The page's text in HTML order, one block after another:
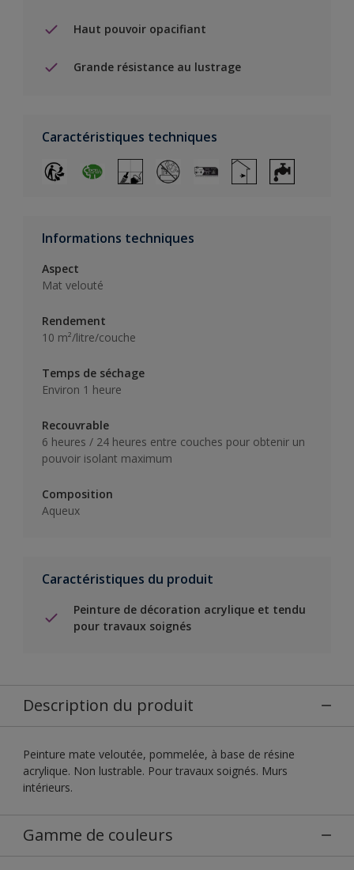
Haut pouvoir opacifiant
Grande résistance au lustrage
Caractéristiques techniques
Informations techniques
Aspect
Mat velouté
Rendement
10 m²/litre/couche
Temps de séchage
Environ 1 heure
Recouvrable
6 heures / 24 heures entre couches pour obtenir un
pouvoir isolant maximum
Composition
Aqueux
Caractéristiques du produit
Peinture de décoration acrylique et tendu
pour travaux soignés
Description du produit
Peinture mate veloutée, pommelée, à base de résine
acrylique. Non lustrable. Pour travaux soignés. Murs
intérieurs.
Gamme de couleurs